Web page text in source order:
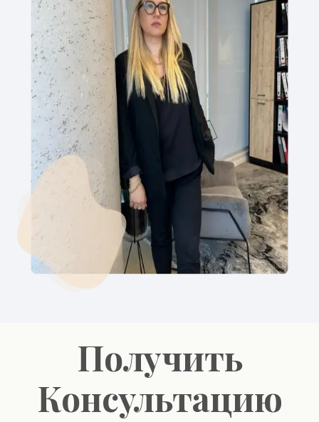
Получить
Консультацию